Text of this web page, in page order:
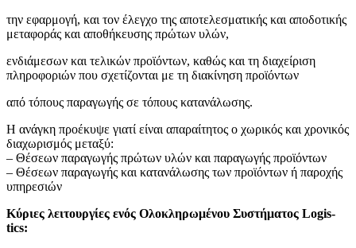
την εφαρμογή, και τον έλεγχο της αποτελεσματικής και αποδοτικής
μεταφοράς και αποθήκευσης πρώτων υλών,
ενδιάμεσων και τελικών προϊόντων, καθώς και τη διαχείριση
πληροφοριών που σχετίζονται με τη διακίνηση προϊόντων
από τόπους παραγωγής σε τόπους κατανάλωσης.
Η ανάγκη προέκυψε γιατί είναι απαραίτητος ο χωρικός και χρονικός
διαχωρισμός μεταξύ:
– Θέσεων παραγωγής πρώτων υλών και παραγωγής προϊόντων
– Θέσεων παραγωγής και κατανάλωσης των προϊόντων ή παροχής
υπηρεσιών
Κύριες λειτουργίες ενός Ολοκληρωμένου Συστήματος Logis­
tics: